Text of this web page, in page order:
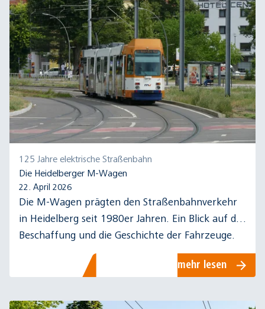
125 Jahre elektrische Straßenbahn
Die Heidelberger M-Wagen
22. April 2026
Die M-Wagen prägten den Straßenbahnverkehr
in Heidelberg seit 1980er Jahren. Ein Blick auf die
Beschaffung und die Geschichte der Fahrzeuge.
mehr lesen